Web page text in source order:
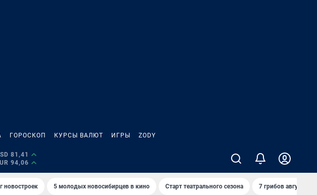
ГОРОСКОП КУРСЫ ВАЛЮТ ИГРЫ ZODY
81,41
94,06
новостроек 5 молодых новосибирцев в кино Старт театрального сезона 7 грибов августа